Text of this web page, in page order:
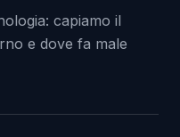
capiamo il
e dove fa male